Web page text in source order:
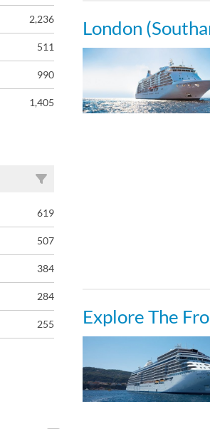
2,236
511
990
1,405
619
507
384
284
255
London
Explore The